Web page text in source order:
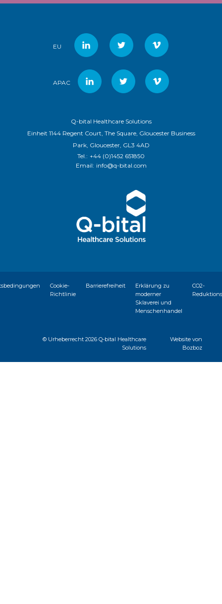
EU
APAC
Q-bital Healthcare Solutions
Einheit 1144 Regent Court, The Square, Gloucester Business
Park, Gloucester, GL3 4AD
Tel.: +44 (0)1452 651850
Email: info@q-bital.com
Cookie-
Richtlinie
Barrierefreiheit
Erklärung zu
moderner
Sklaverei und
Menschenhandel
CO2-
© Urheberrecht 2026 Q-bital Healthcare
Solutions
Website von
Bozboz